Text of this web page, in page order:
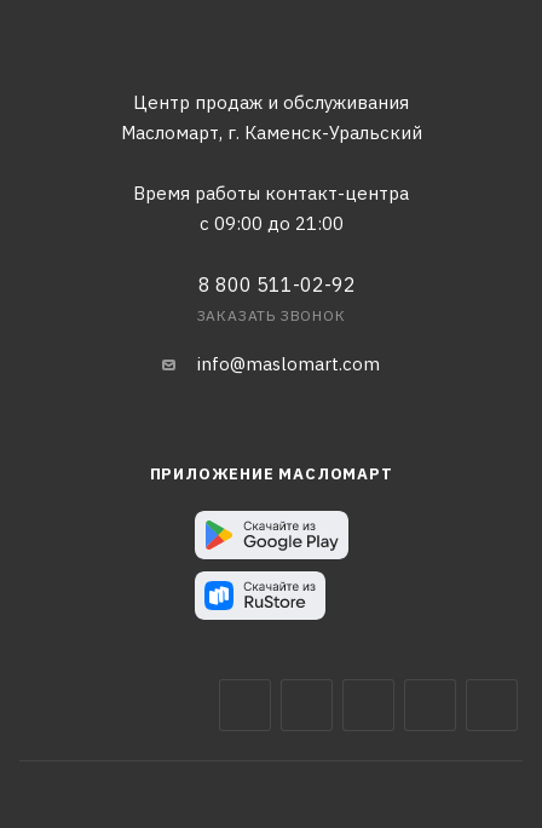
Центр продаж и обслуживания
Масломарт, г. Каменск-Уральский
Время работы контакт-центра
с 09:00 до 21:00
8 800 511-02-92
ЗАКАЗАТЬ ЗВОНОК
info@maslomart.com
ПРИЛОЖЕНИЕ МАСЛОМАРТ